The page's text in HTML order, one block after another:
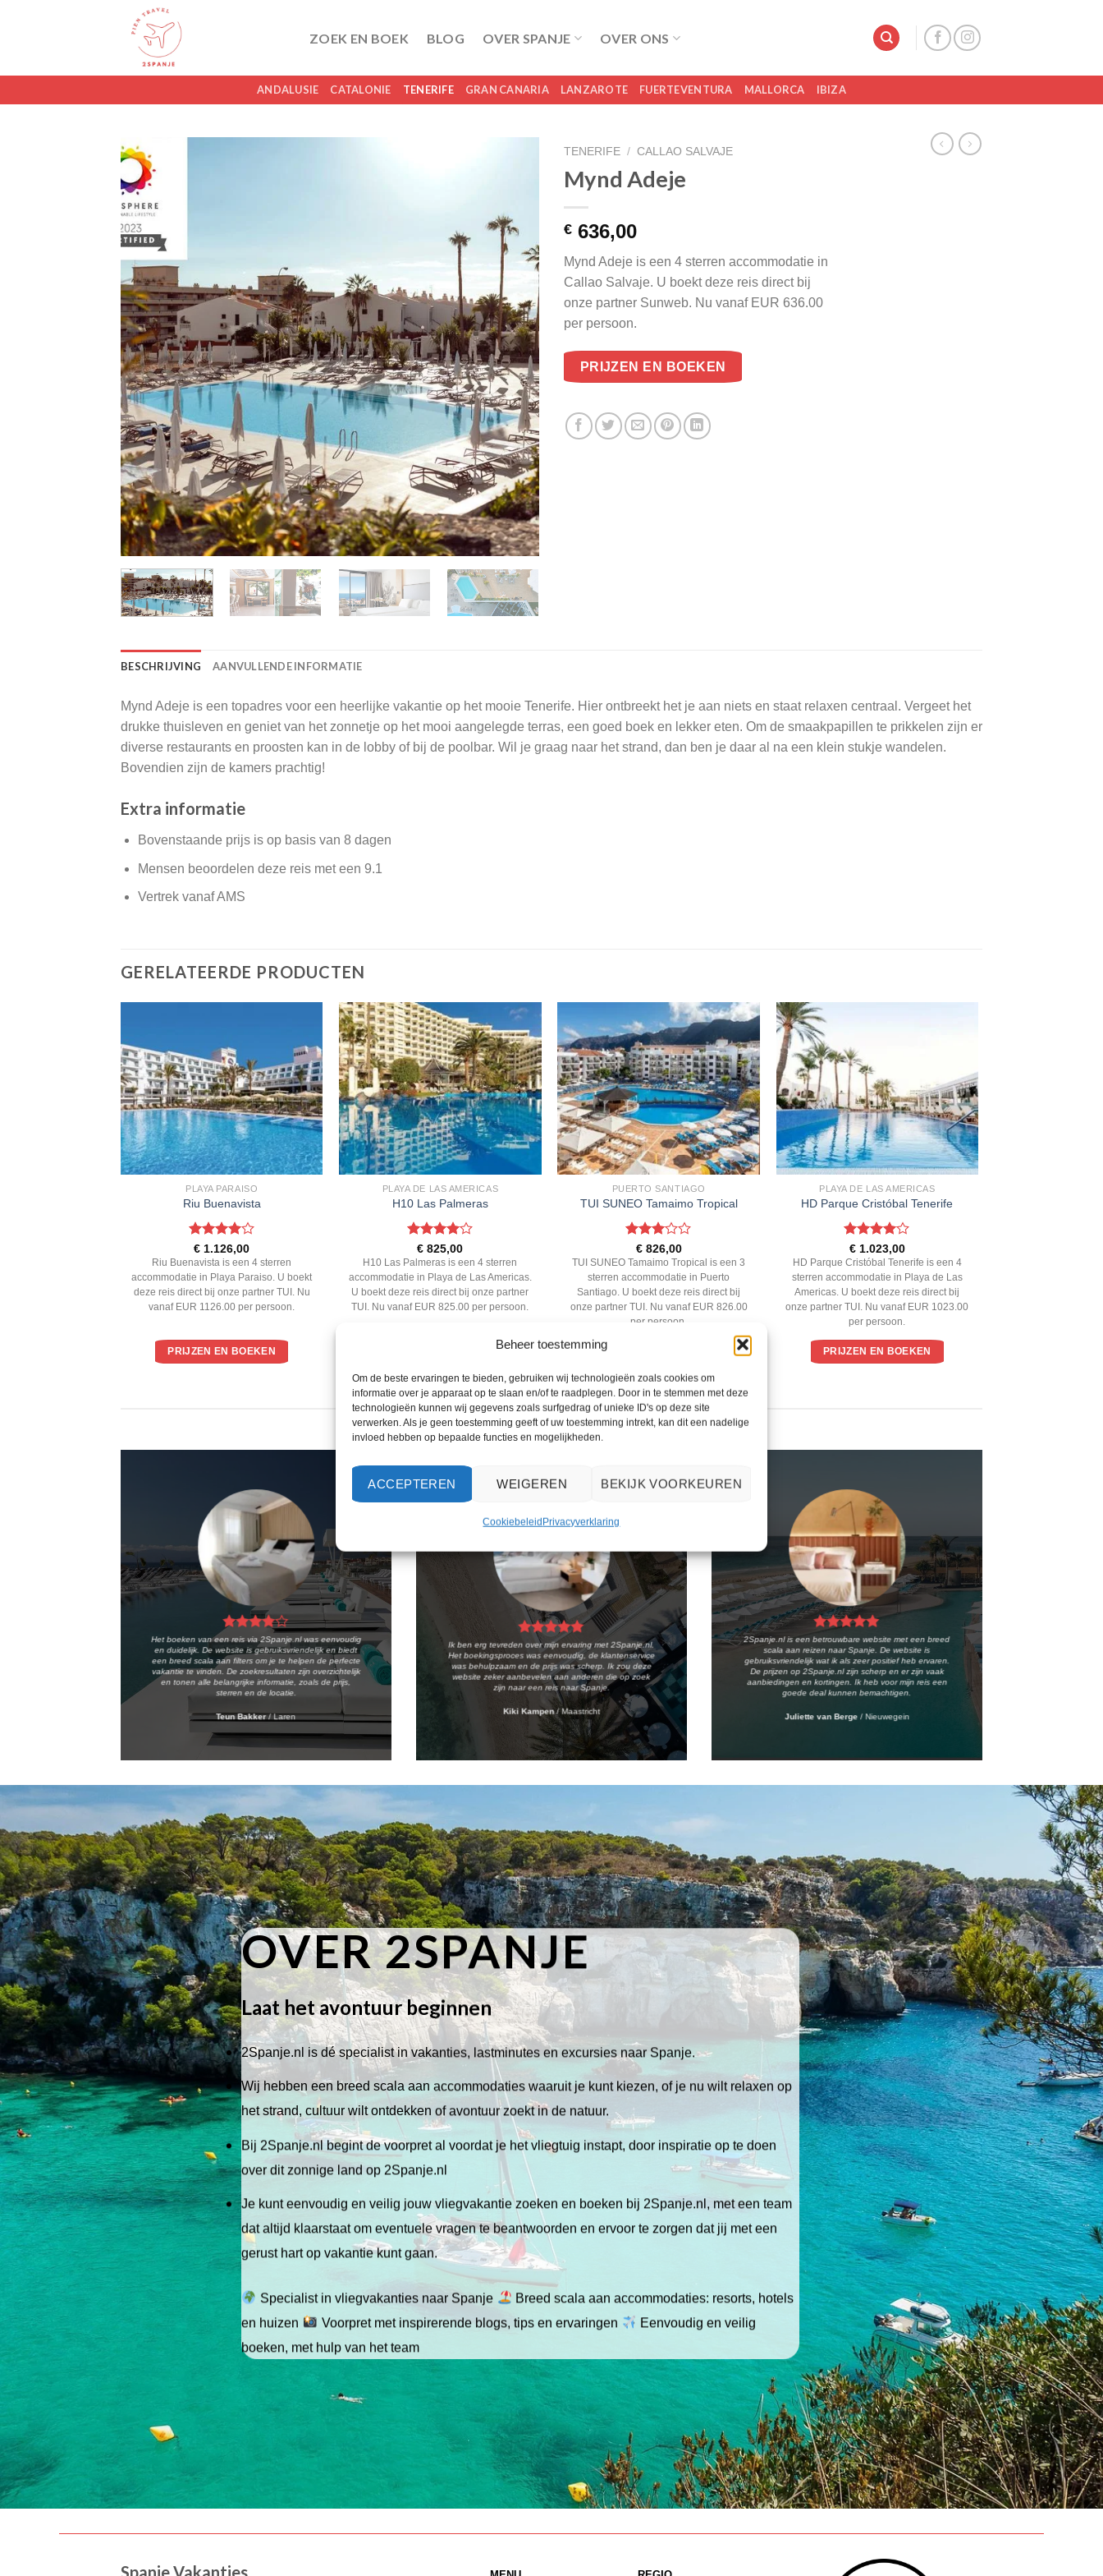
Beheer toestemming
Om de beste ervaringen te bieden, gebruiken wij technologieën zoals cookies om
informatie over je apparaat op te slaan en/of te raadplegen. Door in te stemmen met deze
technologieën kunnen wij gegevens zoals surfgedrag of unieke ID's op deze site
verwerken. Als je geen toestemming geeft of uw toestemming intrekt, kan dit een nadelige
invloed hebben op bepaalde functies en mogelijkheden.
ACCEPTEREN WEIGEREN BEKIJK VOORKEUREN
CookiebeleidPrivacyverklaring
ZOEK EN BOEK BLOG OVER SPANJE OVER ONS
ANDALUSIE CATALONIE TENERIFE GRAN CANARIA LANZAROTE FUERTEVENTURA MALLORCA IBIZA
TENERIFE / CALLAO SALVAJE
Mynd Adeje
€ 636,00
Mynd Adeje is een 4 sterren accommodatie in
Callao Salvaje. U boekt deze reis direct bij
onze partner Sunweb. Nu vanaf EUR 636.00
per persoon.
PRIJZEN EN BOEKEN
BESCHRIJVING AANVULLENDE INFORMATIE
Mynd Adeje is een topadres voor een heerlijke vakantie op het mooie Tenerife. Hier ontbreekt het je aan niets en staat relaxen centraal. Vergeet het
drukke thuisleven en geniet van het zonnetje op het mooi aangelegde terras, een goed boek en lekker eten. Om de smaakpapillen te prikkelen zijn er
diverse restaurants en proosten kan in de lobby of bij de poolbar. Wil je graag naar het strand, dan ben je daar al na een klein stukje wandelen.
Bovendien zijn de kamers prachtig!
Extra informatie
Bovenstaande prijs is op basis van 8 dagen
Mensen beoordelen deze reis met een 9.1
Vertrek vanaf AMS
GERELATEERDE PRODUCTEN
PLAYA PARAISO
Riu Buenavista
Gewaardeerd
4uit 5
€ 1.126,00
Riu Buenavista is een 4 sterren
accommodatie in Playa Paraiso. U boekt
deze reis direct bij onze partner TUI. Nu
vanaf EUR 1126.00 per persoon.
PRIJZEN EN BOEKEN
PLAYA DE LAS AMERICAS
H10 Las Palmeras
Gewaardeerd
4uit 5
€ 825,00
H10 Las Palmeras is een 4 sterren
accommodatie in Playa de Las Americas.
U boekt deze reis direct bij onze partner
TUI. Nu vanaf EUR 825.00 per persoon.
PUERTO SANTIAGO
TUI SUNEO Tamaimo Tropical
Gewaardeerd
3uit 5
€826,00
TUI SUNEO Tamaimo Tropical is een 3
sterren accommodatie in Puerto
Santiago. U boekt deze reis direct bij
onze partner TUI. Nu vanaf EUR 826.00
per persoon.
PRIJZEN EN BOEKEN
PLAYA DE LAS AMERICAS
HD Parque Cristóbal Tenerife
Gewaardeerd
4uit 5
€1.023,00
HD Parque Cristóbal Tenerife is een 4
sterren accommodatie in Playa de Las
Americas. U boekt deze reis direct bij
onze partner TUI. Nu vanaf EUR 1023.00
per persoon.
PRIJZEN EN BOEKEN
WAT ZE OVER ONS ZEGGEN
Het boeken van een reis via 2Spanje.nl was eenvoudig
en duidelijk. De website is gebruiksvriendelijk en biedt
een breed scala aan filters om je te helpen de perfecte
vakantie te vinden. De zoekresultaten zijn overzichtelijk
en tonen alle belangrijke informatie, zoals de prijs,
sterren en de locatie.
Teun Bakker /Laren
Ik ben erg tevreden over mijn ervaring met 2Spanje.nl.
Het boekingsproces was eenvoudig, de klantenservice
was behulpzaam en de prijs was scherp. Ik zou deze
website zeker aanbevelen aan anderen die op zoek
zijn naar een reis naar Spanje.
Kiki Kampen /Maastricht
2Spanje.nl is een betrouwbare website met een breed
scala aan reizen naar Spanje. De website is
gebruiksvriendelijk wat ik als zeer positief heb ervaren.
De prijzen op 2Spanje.nl zijn scherp en er zijn vaak
aanbiedingen en kortingen. Ik heb voor mijn reis een
goede deal kunnen bemachtigen.
Juliette van Berge /Nieuwegein
OVER 2SPANJE
Laat het avontuur beginnen
2Spanje.nl is dé specialist in vakanties, lastminutes en excursies naar Spanje.
Wij hebben een breed scala aan accommodaties waaruit je kunt kiezen, of je nu wilt relaxen op
het strand, cultuur wilt ontdekken of avontuur zoekt in de natuur.
Bij 2Spanje.nl begint de voorpret al voordat je het vliegtuig instapt, door inspiratie op te doen
over dit zonnige land op 2Spanje.nl
Je kunt eenvoudig en veilig jouw vliegvakantie zoeken en boeken bij 2Spanje.nl, met een team
dat altijd klaarstaat om eventuele vragen te beantwoorden en ervoor te zorgen dat jij met een
gerust hart op vakantie kunt gaan.
Specialist in vliegvakanties naar Spanje
Breed scala aan accommodaties: resorts, hotels
en huizen
Voorpret met inspirerende blogs, tips en ervaringen
Eenvoudig en veilig
boeken, met hulp van het team